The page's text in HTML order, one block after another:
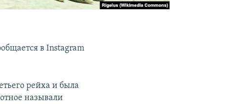
в Instagram
рейха и была
называли